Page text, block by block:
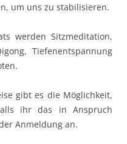
um uns zu stabi­li­sieren.
werden Sitz­medita­tion,
Tiefen­entspan­nung
gibt es die Möglichkeit,
ihr das in Anspruch
Anmeldung an.